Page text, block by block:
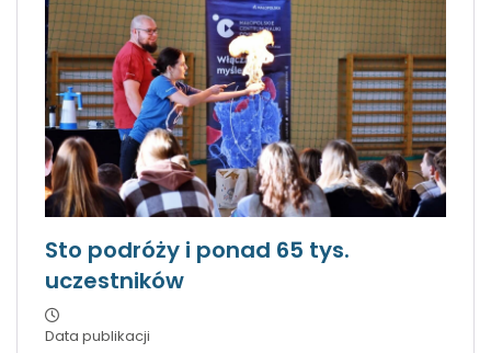
Sto podróży i ponad 65 tys.
uczestników
Data publikacji